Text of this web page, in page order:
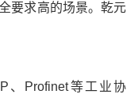
要求高的场景。乾元
、Profinet等工业协